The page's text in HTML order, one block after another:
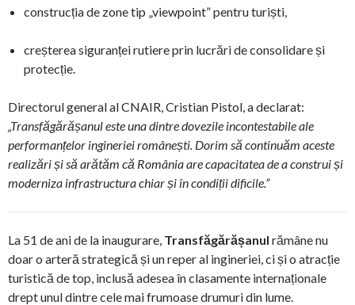
construcția de zone tip „viewpoint” pentru turiști,
creșterea siguranței rutiere prin lucrări de consolidare și
protecție.
Directorul general al CNAIR, Cristian Pistol, a declarat:
„Transfăgărășanul este una dintre dovezile incontestabile ale
performanțelor ingineriei românești. Dorim să continuăm aceste
realizări și să arătăm că România are capacitatea de a construi și
moderniza infrastructura chiar și în condiții dificile.”
La 51 de ani de la inaugurare, Transfăgărășanul rămâne nu
doar o arteră strategică și un reper al ingineriei, ci și o atracție
turistică de top, inclusă adesea în clasamente internaționale
drept unul dintre cele mai frumoase drumuri din lume.